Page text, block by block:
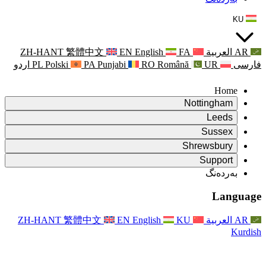
ZH-HANT 繁體中文
EN
PL Polski PA Punjabi اردو
Rapora
Rapora
Rapora
خێزان
ZH-HANT 繁體中文 EN